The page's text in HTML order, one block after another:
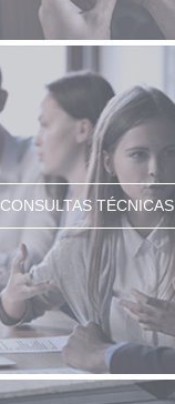
CONSULTAS TÉCNICAS